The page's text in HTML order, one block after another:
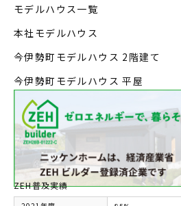
モデルハウス一覧
本社モデルハウス
今伊勢町モデルハウス 2階建て
今伊勢町モデルハウス 平屋
ZEH普及実績